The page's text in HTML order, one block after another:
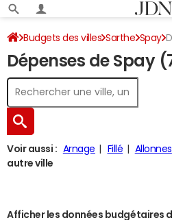
Budgets des villes Sarthe Spay
Dépenses de Spay
Voir aussi : Arnage Fillé Allonnes
autre ville
Afficher les données budgétaires